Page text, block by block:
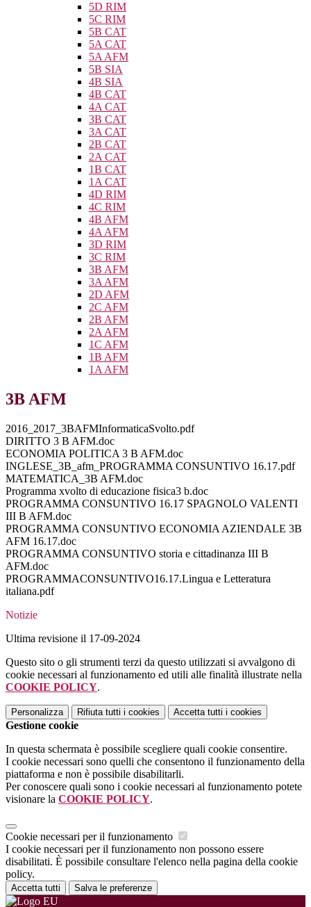
5D RIM
5C RIM
5B CAT
5A CAT
5A AFM
5B SIA
4B SIA
4B CAT
4A CAT
3B CAT
3A CAT
2B CAT
2A CAT
1B CAT
1A CAT
4D RIM
4C RIM
4B AFM
4A AFM
3D RIM
3C RIM
3B AFM
3A AFM
2D AFM
2C AFM
2B AFM
2A AFM
1C AFM
1B AFM
1A AFM
3B AFM
2016_2017_3BAFMInformaticaSvolto.pdf
DIRITTO 3 B AFM.doc
ECONOMIA POLITICA 3 B AFM.doc
INGLESE_3B_afm_PROGRAMMA CONSUNTIVO 16.17.pdf
MATEMATICA_3B AFM.doc
Programma xvolto di educazione fisica3 b.doc
PROGRAMMA CONSUNTIVO 16.17 SPAGNOLO VALENTI
III B AFM.doc
PROGRAMMA CONSUNTIVO ECONOMIA AZIENDALE 3B
AFM 16.17.doc
PROGRAMMA CONSUNTIVO storia e cittadinanza III B
AFM.doc
PROGRAMMACONSUNTIVO16.17.Lingua e Letteratura
italiana.pdf
Notizie
Ultima revisione il 17-09-2024
Questo sito o gli strumenti terzi da questo utilizzati si avvalgono di
cookie necessari al funzionamento ed utili alle finalità illustrate nella
COOKIE POLICY.
Personalizza Rifiuta tutti i cookies Accetta tutti i cookies
Gestione cookie
In questa schermata è possibile scegliere quali cookie consentire.
I cookie necessari sono quelli che consentono il funzionamento della
piattaforma e non è possibile disabilitarli.
Per conoscere quali sono i cookie necessari al funzionamento potete
visionare la COOKIE POLICY.
Cookie necessari per il funzionamento
I cookie necessari per il funzionamento non possono essere
disabilitati. È possibile consultare l'elenco nella pagina della cookie
policy.
Accetta tutti Salva le preferenze